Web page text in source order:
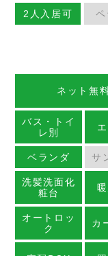
2人入居可 ペ
ネット無
バス・トイ
レ別
ベランダ サ
洗髪洗面化
粧台
オートロッ
ク
カ